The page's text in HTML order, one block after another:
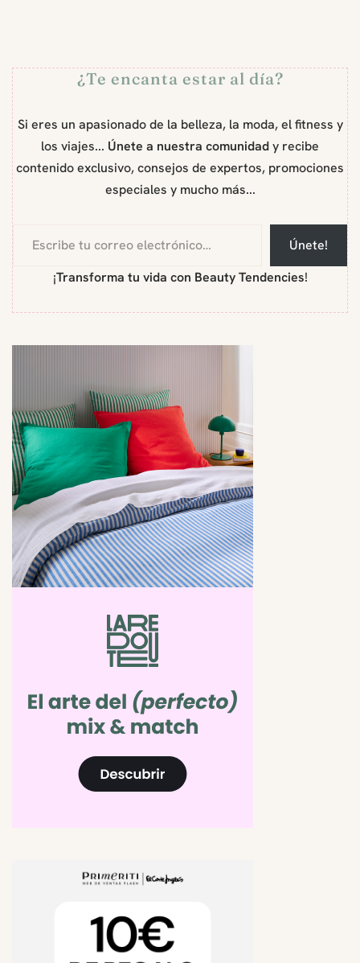
¿Te encanta estar al día?
Si eres un apasionado de la belleza, la moda, el fitness y
los viajes... Únete a nuestra comunidady recibe
contenido exclusivo, consejos de expertos, promociones
especiales y mucho más...
Únete!
¡Transforma tu vida con Beauty Tendencies!